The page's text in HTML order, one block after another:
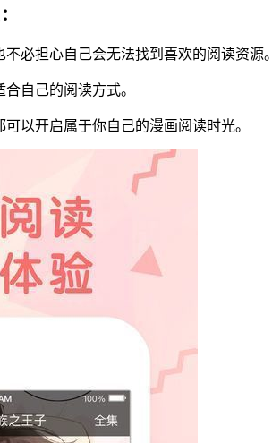
必担心自己会无法找到喜欢的阅读资源。
自己的阅读方式。
以开启属于你自己的漫画阅读时光。